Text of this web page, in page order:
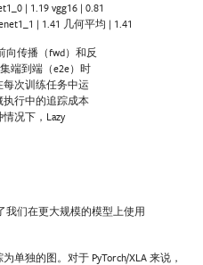
| 1.19 vgg16 | 0.81
| 1.41 几何平均 | 1.41
向传播（fwd）和反
端到端（e2e）时
次训练任务中运
行中的追踪成本
况下，Lazy
我们在更大规模的模型上使用
单独的图。对于 PyTorch/XLA 来说，